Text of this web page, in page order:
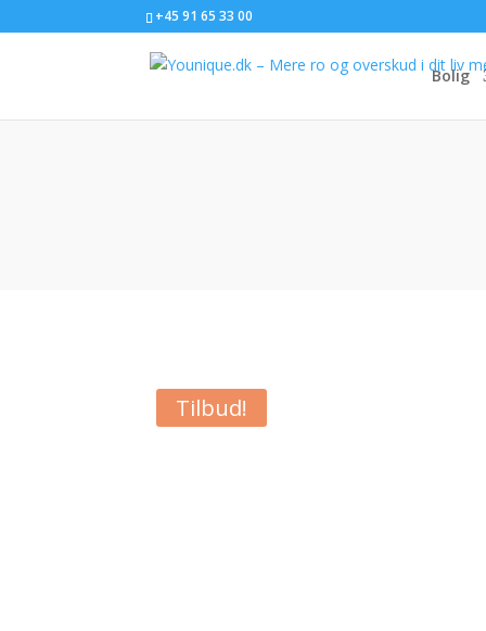
+45 91 65 33 00
Bolig
Tilbud!